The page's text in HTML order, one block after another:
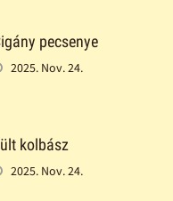
pecsenye
2025. Nov. 24.
kolbász
2025. Nov. 24.